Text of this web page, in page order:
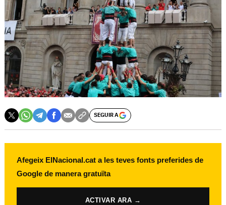
SEGUIR A
Afegeix ElNacional.cat a les teves fonts preferides de
Google de manera gratuïta
ACTIVAR ARA →